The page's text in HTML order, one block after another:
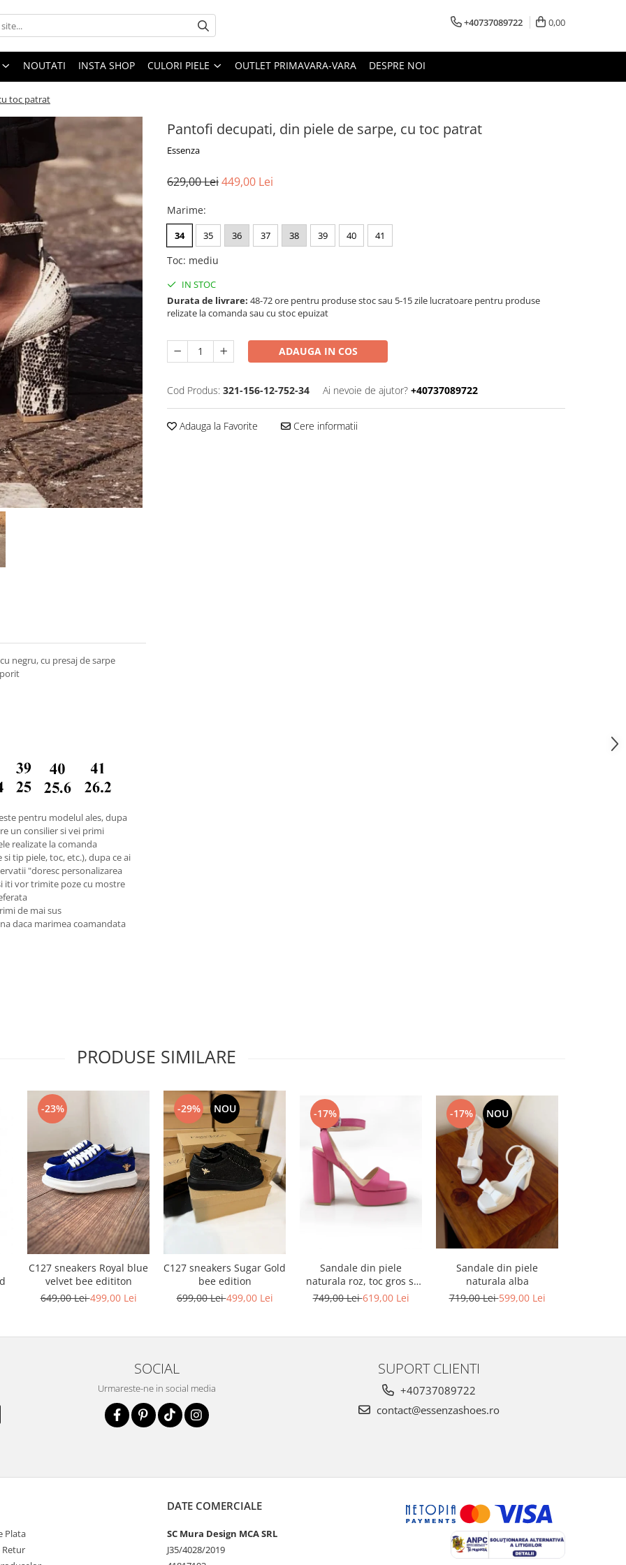
+40737089722 0,00
NOUTATI INSTA SHOP CULORI PIELE OUTLET PRIMAVARA-VARA DESPRE NOI
toc patrat
Pantofi decupati, din piele de sarpe, cu toc patrat
Essenza
629,00 Lei449,00 Lei
Marime:
34 35 36 37 38 39 40 41
Toc: mediu
IN STOC
Durata de livrare: 48-72 ore pentru produse stoc sau 5-15 zile lucratoare pentru produse
relizate la comanda sau cu stoc epuizat
ADAUGA IN COS
Cod Produs: 321-156-12-752-34 Ai nevoie de ajutor? +40737089722
Adauga la Favorite Cere informatii
negru, cu presaj de sarpe
pentru modelul ales, dupa
un consilier si vei primi
realizate la comanda
tip piele, toc, etc.), dupa ce ai
"doresc personalizarea
iti vor trimite poze cu mostre
de mai sus
daca marimea coamandata
PRODUSE SIMILARE
-23%
C127 sneakers Royal blue
velvet bee edititon
649,00 Lei499,00 Lei
-29% NOU
C127 sneakers Sugar Gold
bee edition
699,00 Lei499,00 Lei
-17%
Sandale din piele
naturala roz, toc gros si
platforma
749,00 Lei619,00 Lei
-17% NOU
Sandale din piele
naturala alba
719,00 Lei599,00 Lei
SOCIAL
Urmareste-ne in social media
SUPORT CLIENTI
+40737089722
contact@essenzashoes.ro
Plata
Retur
DATE COMERCIALE
SC Mura Design MCA SRL
J35/4028/2019